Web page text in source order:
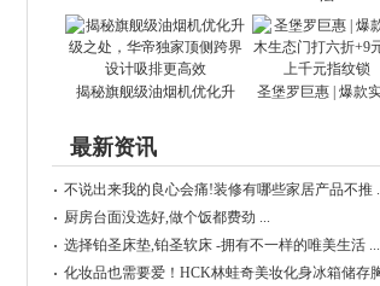
揭秘旗舰级油烟机优化升 圣堡罗巨惠 | 爆款
最新资讯
不说出来我的良心会痛!装修有哪些家居产品不推
厨房台面没选好,做个饭都费劲 ...
选择铂圣床垫,铂圣软床 -拥有不一样的唯美生活 ...
化妆品也需要爱！HCK林蛙奇美妆化身冰箱储存